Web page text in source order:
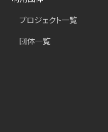
プロジェクト一覧
団体一覧